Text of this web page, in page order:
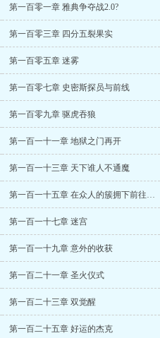
第一百零一章 雅典争夺战2.0?
第一百零三章 四分五裂果实
第一百零五章 迷雾
第一百零七章 史密斯探员与前线
第一百零九章 驱虎吞狼
第一百一十一章 地狱之门再开
第一百一十三章 天下谁人不通魔
第一百一十五章 在众人的簇拥下前往地狱
第一百一十七章 迷宫
第一百一十九章 意外的收获
第一百二十一章 圣火仪式
第一百二十三章 双觉醒
第一百二十五章 好运的杰克